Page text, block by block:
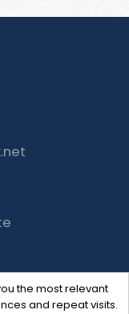
the most relevant
and repeat visits.